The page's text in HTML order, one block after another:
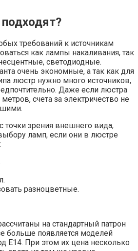
требований к источникам
как лампы накаливания, так
светодиодные.
очень экономные, а так как для
люстр нужно много источников,
Даже если люстра
счета за электричество не
точки зрения внешнего вида,
ламп, если они в люстре
разноцветные.
на стандартный патрон
больше появляется моделей
Е14. При этом их цена несколько